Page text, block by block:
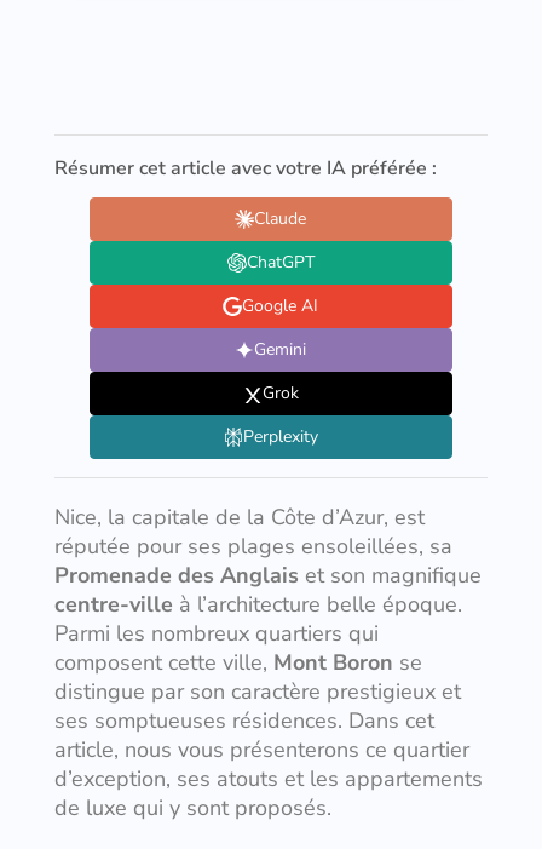
Résumer cet article avec votre IA préférée :
Claude
ChatGPT
Google AI
Gemini
Grok
Perplexity
Nice, la capitale de la Côte d’Azur, est
réputée pour ses plages ensoleillées, sa
Promenade des Anglais et son magnifique
centre-ville à l’architecture belle époque.
Parmi les nombreux quartiers qui
composent cette ville, Mont Boron se
distingue par son caractère prestigieux et
ses somptueuses résidences. Dans cet
article, nous vous présenterons ce quartier
d’exception, ses atouts et les appartements
de luxe qui y sont proposés.